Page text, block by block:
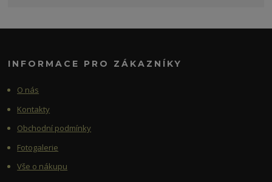
INFORMACE PRO ZÁKAZNÍKY
O nás
Kontakty
Obchodní podmínky
Fotogalerie
Vše o nákupu